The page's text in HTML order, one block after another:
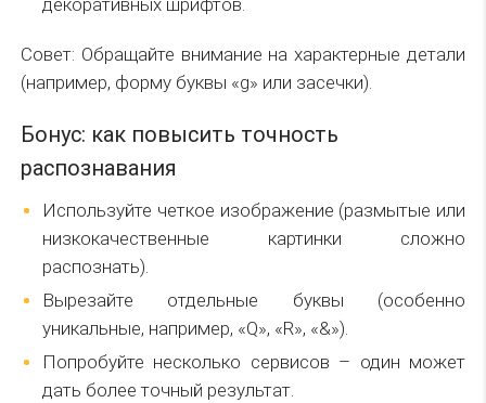
декоративных шрифтов.
Совет: Обращайте внимание на характерные детали
(например, форму буквы «g» или засечки).
Бонус: как повысить точность
распознавания
Используйте четкое изображение (размытые или
низкокачественные картинки сложно
распознать).
Вырезайте отдельные буквы (особенно
уникальные, например, «Q», «R», «&»).
Попробуйте несколько сервисов – один может
дать более точный результат.